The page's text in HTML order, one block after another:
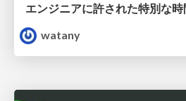
エンジニアに許された特別な時
watany